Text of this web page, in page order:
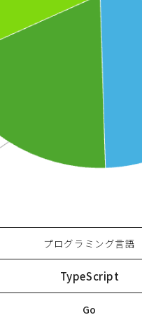
プログラミング言語
TypeScript
Go